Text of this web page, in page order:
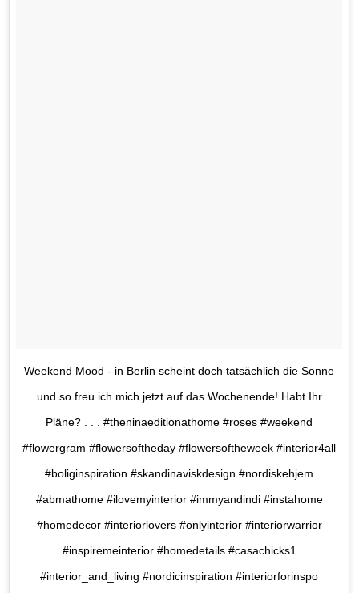
Weekend Mood - in Berlin scheint doch tatsächlich die Sonne
und so freu ich mich jetzt auf das Wochenende! Habt Ihr
Pläne? . . . #theninaeditionathome #roses #weekend
#flowergram #flowersoftheday #flowersoftheweek #interior4all
#boliginspiration #skandinaviskdesign #nordiskehjem
#abmathome #ilovemyinterior #immyandindi #instahome
#homedecor #interiorlovers #onlyinterior #interiorwarrior
#inspiremeinterior #homedetails #casachicks1
#interior_and_living #nordicinspiration #interiorforinspo